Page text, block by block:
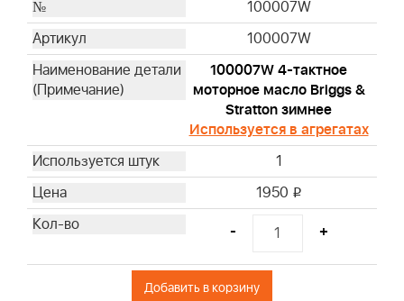
100007W
100007W
100007W 4-тактное
моторное масло Briggs &
Stratton зимнее
Используется в агрегатах
1
1950 i
- +
Добавить в корзину